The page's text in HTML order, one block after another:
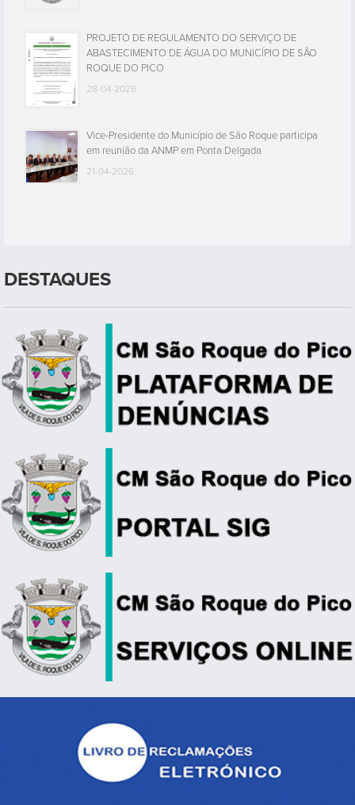
PROJETO DE REGULAMENTO DO SERVIÇO DE
ABASTECIMENTO DE ÁGUA DO MUNICÍPIO DE SÃO
ROQUE DO PICO
28-04-2026
Vice-Presidente do Município de São Roque participa
em reunião da ANMP em Ponta Delgada
21-04-2026
DESTAQUES